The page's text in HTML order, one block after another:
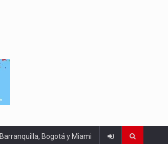
Barranquilla, Bogotá y Miami